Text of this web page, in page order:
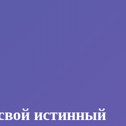
истинный